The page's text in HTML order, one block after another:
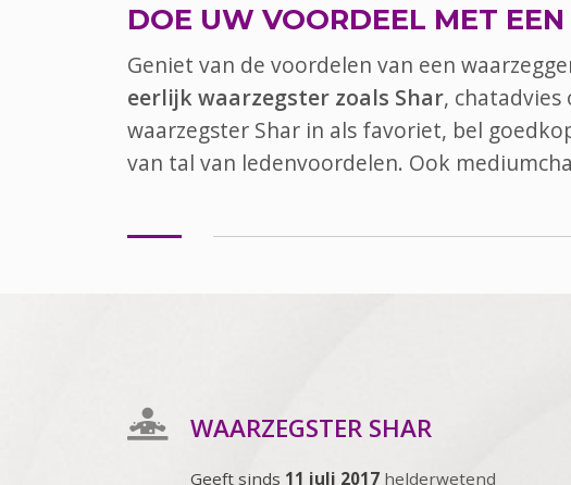
DOE UW VOORDEEL MET
Geniet van de voordelen van een
eerlijk waarzegster zoals Shar,
waarzegster Shar in als favoriet, bel
van tal van ledenvoordelen. Ook
WAARZEGSTER SHAR
Geeft sinds 11 juli 2017 helderwetend